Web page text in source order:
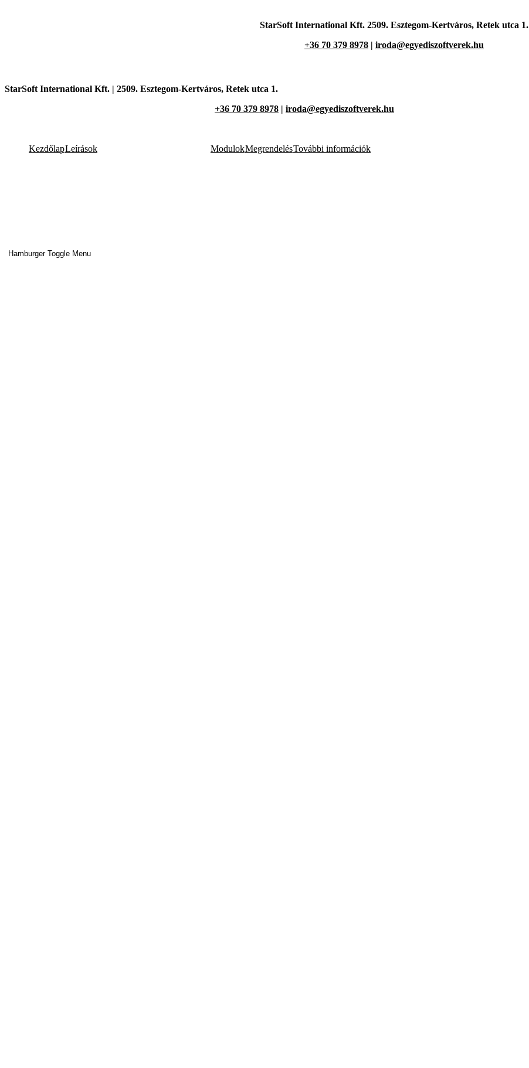
StarSoft International Kft. 2509. Esztegom-Kertváros, Retek utca 1.
+36 70 379 8978 | iroda@egyediszoftverek.hu
StarSoft International Kft. | 2509. Esztegom-Kertváros, Retek utca 1.
+36 70 379 8978 | iroda@egyediszoftverek.hu
KezdőlapLeírások ModulokMegrendelésTovábbi információk
Hamburger Toggle Menu